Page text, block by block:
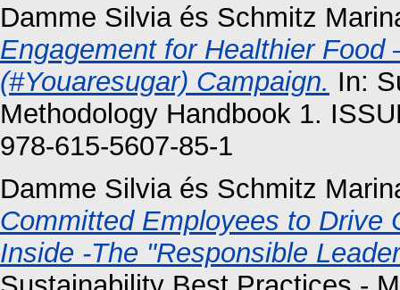
Damme Silviaés Schmitz
Engagement for Healthier Food
(#Youaresugar) Campaign. In:
Methodology Handbook 1.
978-615-5607-85-1
Damme Silviaés Schmitz
Committed Employees to Drive
Inside -The "Responsible